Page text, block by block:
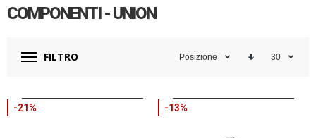
COMPONENTI - UNION
FILTRO Posizione 30
-21% -13%